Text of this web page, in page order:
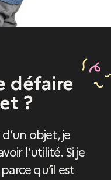
défaire
?
objet, je
l’utilité. Si je
qu’il est